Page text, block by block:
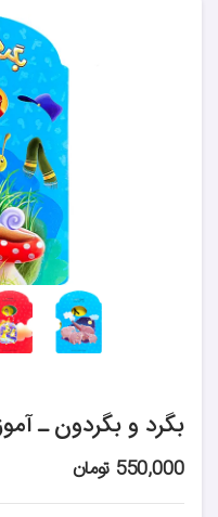
بگرد و بگردون ـ
550,000 تومان